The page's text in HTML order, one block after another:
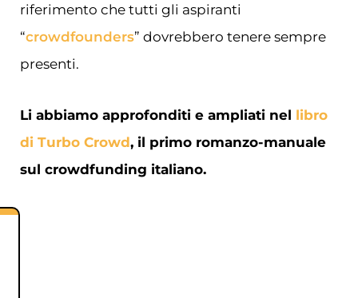
riferimento che tutti gli aspiranti
“crowdfounders” dovrebbero tenere sempre
presenti.
Li abbiamo approfonditi e ampliati nel libro
di Turbo Crowd, il primo romanzo-manuale
sul crowdfunding italiano.